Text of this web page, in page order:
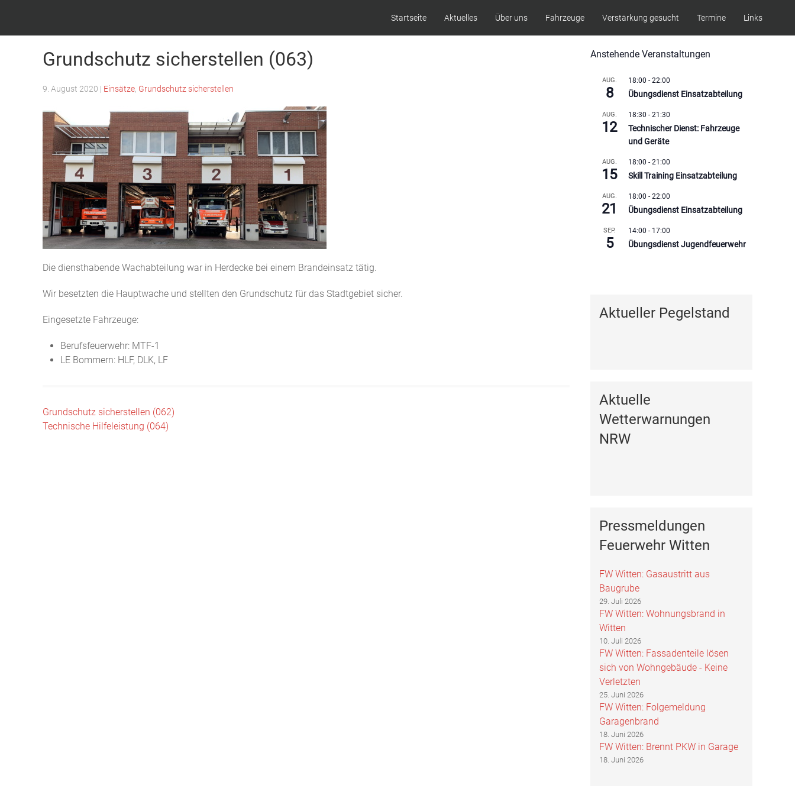
Startseite Aktuelles Über uns Fahrzeuge Verstärkung gesucht Termine Links
Grundschutz sicherstellen (063)
9. August 2020 | Einsätze Grundschutz sicherstellen
Die diensthabende Wachabteilung war in Herdecke bei einem Brandeinsatz tätig.
Wir besetzten die Hauptwache und stellten den Grundschutz für das Stadtgebiet sicher.
Eingesetzte Fahrzeuge:
Berufsfeuerwehr: MTF-1
LE Bommern: HLF, DLK, LF
Beitragsnavigation
Grundschutz sicherstellen (062)
Technische Hilfeleistung (064)
Anstehende Veranstaltungen
AUG.
8
18:00 -22:00
Übungsdienst Einsatzabteilung
AUG.
12
18:30 -21:30
Technischer Dienst: Fahrzeuge
und Geräte
AUG.
15
18:00 -21:00
Skill Training Einsatzabteilung
AUG.
21
18:00 -22:00
Übungsdienst Einsatzabteilung
SEP.
5
14:00 - 17:00
Übungsdienst Jugendfeuerwehr
Aktueller Pegelstand
Aktuelle
Wetterwarnungen
NRW
Pressmeldungen
Feuerwehr Witten
FW Witten: Gasaustritt aus
Baugrube
29. Juli 2026
FW Witten: Wohnungsbrand in
Witten
10. Juli 2026
FW Witten: Fassadenteile lösen
sich von Wohngebäude - Keine
Verletzten
25. Juni 2026
FW Witten: Folgemeldung
Garagenbrand
18. Juni 2026
FW Witten: Brennt PKW in Garage
18. Juni 2026